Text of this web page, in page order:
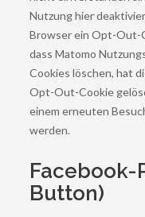
Nutzung hier
Browser ein Opt-Out-
dass Matomo
Cookies löschen, hat
Opt-Out-Cookie
einem erneuten
werden.
Facebook-
Button)